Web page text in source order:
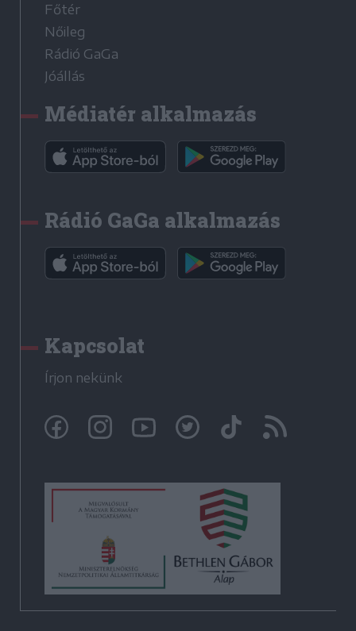
Főtér
Nőileg
Rádió GaGa
Jóállás
Médiatér alkalmazás
Rádió GaGa alkalmazás
Kapcsolat
Írjon nekünk